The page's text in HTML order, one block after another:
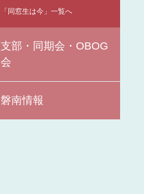
「同窓生は今」一覧へ
支部・同期会・OBOG
会
磐南情報